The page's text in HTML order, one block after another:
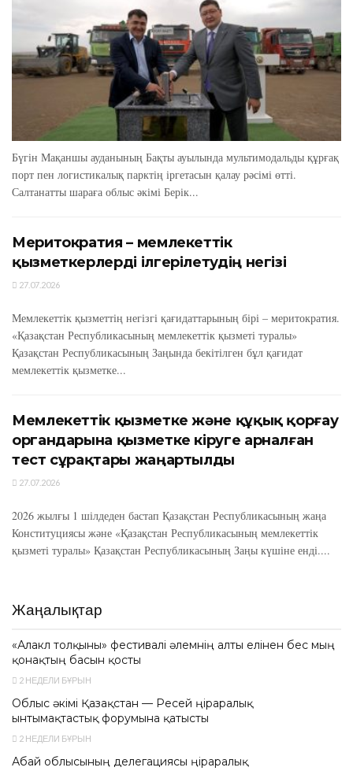
Бүгін Мақаншы ауданының Бақты ауылында мультимодальды құрғақ
порт пен логистикалық парктің іргетасын қалау рәсімі өтті.
Салтанатты шараға облыс әкімі Берік...
Меритократия – мемлекеттік
қызметкерлерді ілгерілетудің негізі
27.07.2026
Мемлекеттік қызметтің негізгі қағидаттарының бірі – меритократия.
«Қазақстан Республикасының мемлекеттік қызметі туралы»
Қазақстан Республикасының Заңында бекітілген бұл қағидат
мемлекеттік қызметке...
Мемлекеттік қызметке және құқық қорғау
органдарына қызметке кіруге арналған
тест сұрақтары жаңартылды
27.07.2026
2026 жылғы 1 шілдеден бастап Қазақстан Республикасының жаңа
Конституциясы және «Қазақстан Республикасының мемлекеттік
қызметі туралы» Қазақстан Республикасының Заңы күшіне енді....
Жаңалықтар
«Алакөл толқыны» фестивалі әлемнің алты елінен бес мың
қонақтың басын қосты
2 НЕДЕЛИ БҰРЫН
Облыс әкімі Қазақстан — Ресей өңіраралық
ынтымақтастық форумына қатысты
2 НЕДЕЛИ БҰРЫН
Абай облысының делегациясы өңіраралық